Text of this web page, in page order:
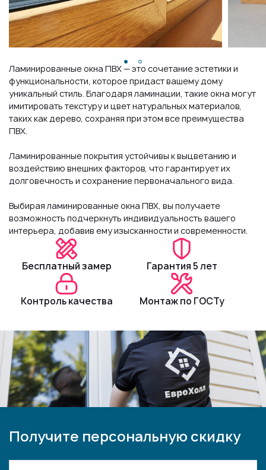
Ламинированные окна ПВХ — это сочетание эстетики и
функциональности, которое придаст вашему дому
уникальный стиль. Благодаря ламинации, такие окна могут
имитировать текстуру и цвет натуральных материалов,
таких как дерево, сохраняя при этом все преимущества
ПВХ.
Ламинированные покрытия устойчивы к выцветанию и
воздействию внешних факторов, что гарантирует их
долговечность и сохранение первоначального вида.
Выбирая ламинированные окна ПВХ, вы получаете
возможность подчеркнуть индивидуальность вашего
интерьера, добавив ему изысканности и современности.
Бесплатный замер Гарантия 5 лет
Контроль качества Монтаж по ГОСТу
Получите персональную скидку